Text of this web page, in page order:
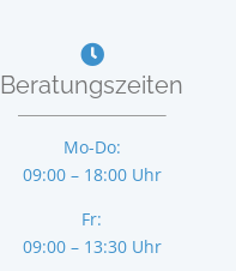
Beratungszeiten
Mo-Do:
09:00 – 18:00 Uhr
Fr:
09:00 – 13:30 Uhr